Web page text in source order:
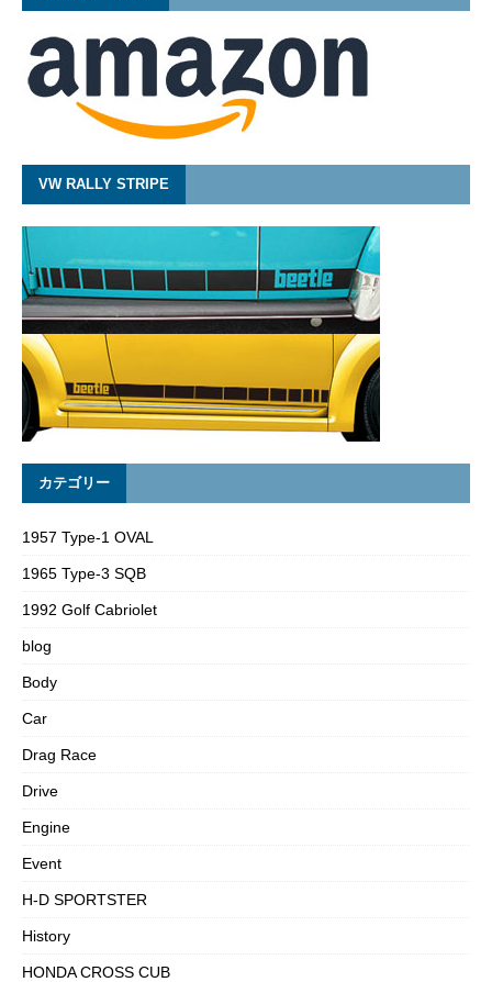
VW RALLY STRIPE
カテゴリー
1957 Type-1 OVAL
1965 Type-3 SQB
1992 Golf Cabriolet
blog
Body
Car
Drag Race
Drive
Engine
Event
H-D SPORTSTER
History
HONDA CROSS CUB